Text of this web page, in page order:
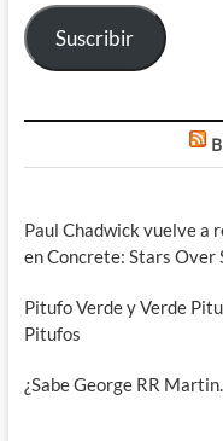
electrónico
Suscribir
Paul Chadwick vuelve a
en Concrete: Stars Over
Pitufo Verde y Verde
Pitufos
¿Sabe George RR